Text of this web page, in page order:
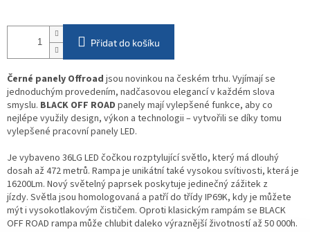
Přidat do košíku
Černé panely Offroad jsou novinkou na českém trhu. Vyjímají se
jednoduchým provedením, nadčasovou elegancí v každém slova
smyslu. BLACK OFF ROAD panely mají vylepšené funkce, aby co
nejlépe využily design, výkon a technologii – vytvořili se díky tomu
vylepšené pracovní panely LED.
Je vybaveno 36LG LED čočkou rozptylující světlo, který má dlouhý
dosah až 472 metrů. Rampa je unikátní také vysokou svítivosti, která je
16200Lm. Nový světelný paprsek poskytuje jedinečný zážitek z
jízdy. Světla jsou homologovaná a patří do třídy IP69K, kdy je můžete
mýt i vysokotlakovým čističem. Oproti klasickým rampám se BLACK
OFF ROAD rampa může chlubit daleko výraznější životností až 50 000h.